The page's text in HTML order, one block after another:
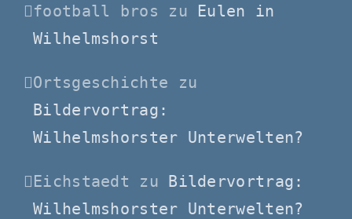
football bros zu Eulen in
Wilhelmshorst
Ortsgeschichte zu
Bildervortrag:
Wilhelmshorster Unterwelten?
Eichstaedt zu Bildervortrag:
Wilhelmshorster Unterwelten?